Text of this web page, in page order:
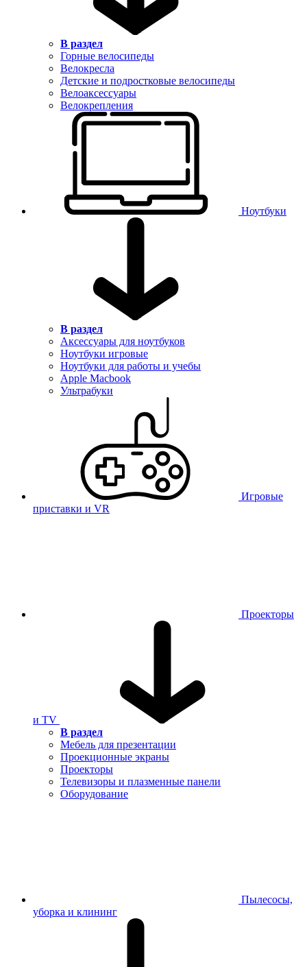
В раздел
Горные велосипеды
Велокресла
Детские и подростковые велосипеды
Велоаксессуары
Велокрепления
Ноутбуки
В раздел
Аксессуары для ноутбуков
Ноутбуки игровые
Ноутбуки для работы и учебы
Apple Macbook
Ультрабуки
Игровые
приставки и VR
Проекторы
и TV
В раздел
Мебель для презентации
Проекционные экраны
Проекторы
Телевизоры и плазменные панели
Оборудование
Пылесосы,
уборка и клининг